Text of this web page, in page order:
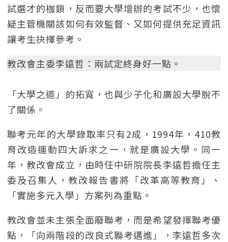
試選才的枷鎖，反而要大學增辦的考試不少，也懷
疑主管機關該如何有效監督、又如何提供充足資訊
讓考生抉擇參考。
教改會主委李遠哲：兩試定終身好一點。
「大學之道」的拓寬，也與少子化和廣設大學脫不
了關係。
聯考元年的大學錄取率只有2成，1994年，410教
育改造運動四大訴求之一，就是廣設大學。同一
年，教改會成立，由時任中研院院長李遠哲擔任主
委及召集人，教改報告書將「改革高等教育」、
「實施多元入學」方案列為重點。
教改會並未主張全面廢聯考，而是希望發揮聯考優
點，「向兩階段的改良式聯考邁進」，李遠哲多次